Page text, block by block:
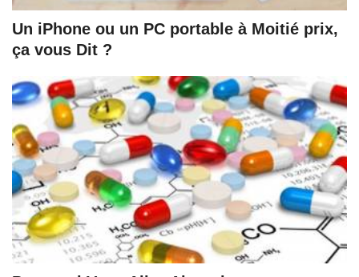
Un iPhone ou un PC portable à Moitié prix,
ça vous Dit ?